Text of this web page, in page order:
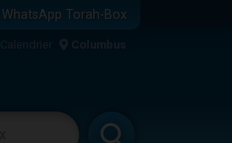
WhatsApp Torah-Box
Calendrier Columbus